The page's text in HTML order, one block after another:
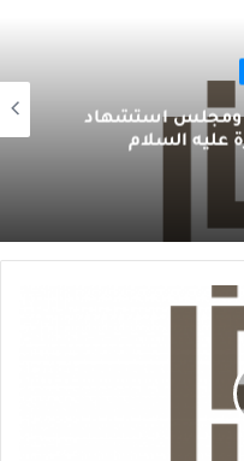
ومجلس أستشهاد
عليه السلام